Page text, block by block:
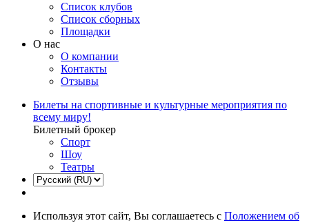
Список клубов
Список сборных
Площадки
О нас
О компании
Контакты
Отзывы
Билеты на спортивные и культурные мероприятия по
всему миру!
Билетный брокер
Спорт
Шоу
Театры
Используя этот сайт, Вы соглашаетесь с Положением об